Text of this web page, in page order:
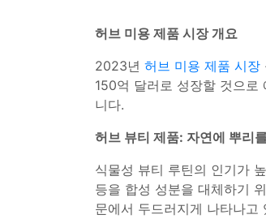
허브 미용 제품 시장 개요
2023년 허브 미용 제품 시장
150억 달러로 성장할 것으
니다.
허브 뷰티 제품: 자연에 뿌리
식물성 뷰티 루틴의 인기가
등을 합성 성분을 대체하기
문에서 두드러지게 나타나고